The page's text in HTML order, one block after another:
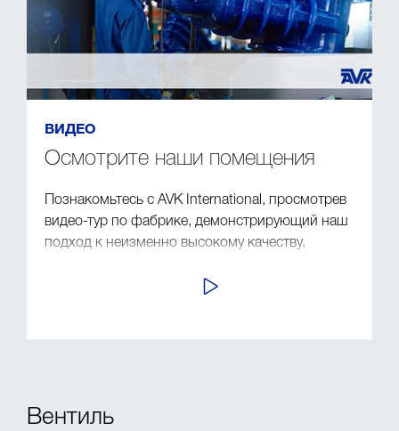
ВИДЕО
Осмотрите наши помещения
Познакомьтесь с AVK International, просмотрев
видео-тур по фабрике, демонстрирующий наш
подход к неизменно высокому качеству.
ПРОСМОТР
вентиль